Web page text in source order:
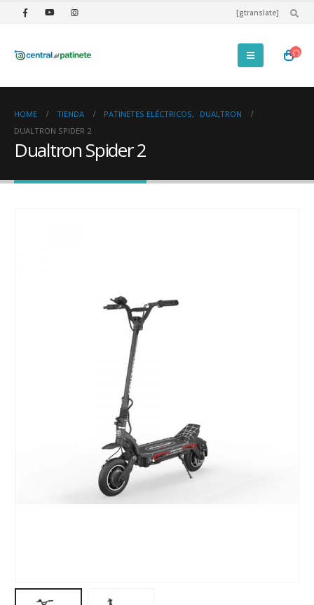
[gtranslate]
HOME TIENDA PATINETES ELÉCTRICOS,
DUALTRON
DUALTRON SPIDER 2
Dualtron Spider 2